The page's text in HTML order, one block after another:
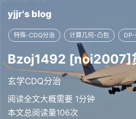
yjjr's blog
特殊-CDQ分治 计算几何-凸包
Bzoj1492 [noi2007]
玄学CDQ分治
阅读全文大概需要 1分钟
本文总阅读量106次